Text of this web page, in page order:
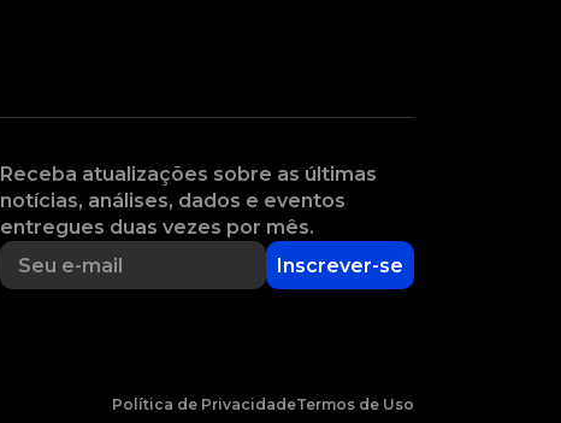
Receba atualizações sobre as últimas
notícias, análises, dados e eventos
entregues duas vezes por mês.
Inscrever-se
Política de PrivacidadeTermos de Uso